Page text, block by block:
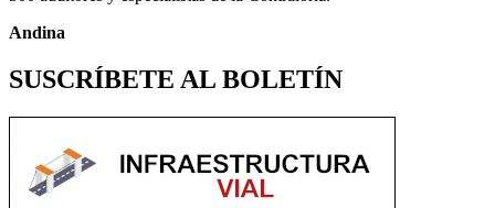
Andina
SUSCRÍBETE AL BOLETÍN